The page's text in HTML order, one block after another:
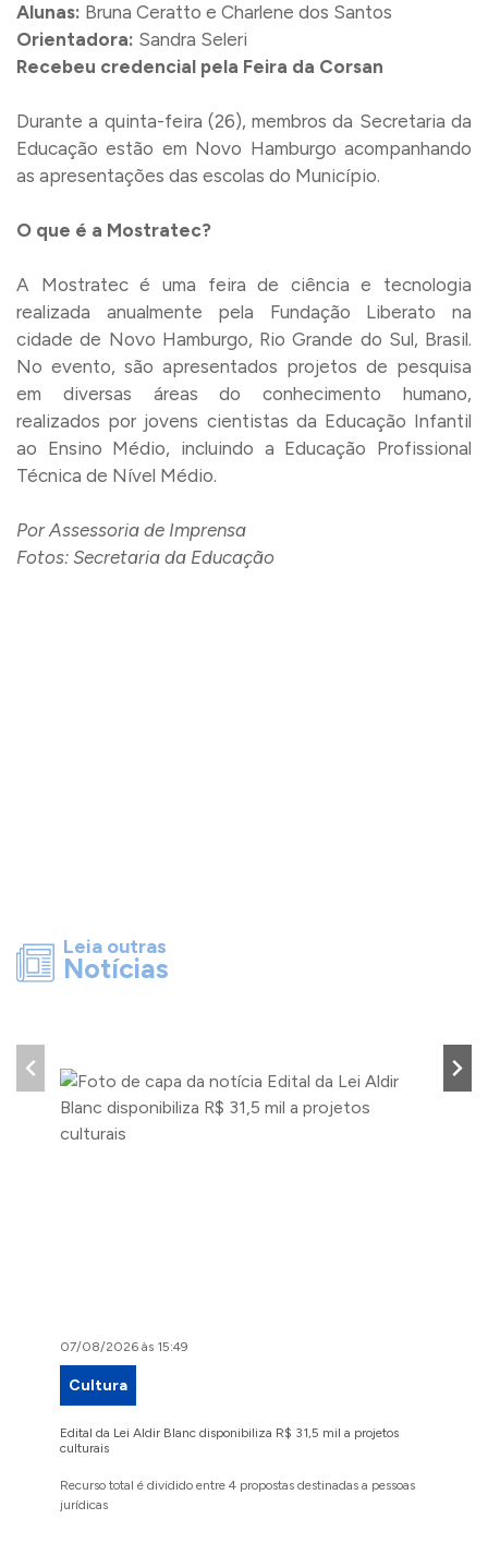
Alunas: Bruna Ceratto e Charlene dos Santos
Orientadora: Sandra Seleri
Recebeu credencial pela Feira da Corsan
Durante a quinta-feira (26), membros da Secretaria da
Educação estão em Novo Hamburgo acompanhando
as apresentações das escolas do Município.
O que é a Mostratec?
A Mostratec é uma feira de ciência e tecnologia
realizada anualmente pela Fundação Liberato na
cidade de Novo Hamburgo, Rio Grande do Sul, Brasil.
No evento, são apresentados projetos de pesquisa
em diversas áreas do conhecimento humano,
realizados por jovens cientistas da Educação Infantil
ao Ensino Médio, incluindo a Educação Profissional
Técnica de Nível Médio.
Por Assessoria de Imprensa
Fotos: Secretaria da Educação
Leia outras
Notícias
07/08/2026 às 15:49
Cultura
Edital da Lei Aldir Blanc disponibiliza R$ 31,5 mil a projetos
culturais
Recurso total é dividido entre 4 propostas destinadas a pessoas
jurídicas